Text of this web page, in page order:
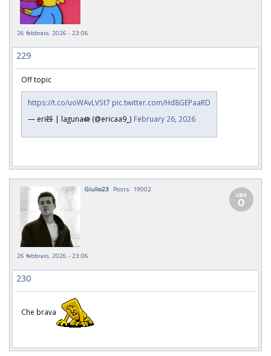
26 febbraio, 2026 - 23:06
229
Off topic
https://t.co/uoWAvLVSt7 pic.twitter.com/Hd8GEPaaRD
— eri🧸 | laguna🪷 (@ericaa9_) February 26, 2026
Giulio23 Posts: 19002
26 febbraio, 2026 - 23:06
230
Che brava